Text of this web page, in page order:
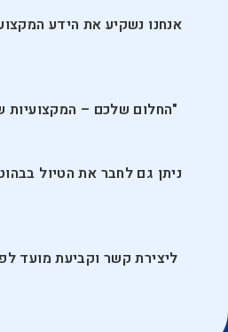
אנחנו נשקיע את הידע
"החלום שלכם – המקצועיות
ניתן גם לחבר את הטיול
ליצירת קשר וקביעת מועד לפגישת יעוץ: טלי